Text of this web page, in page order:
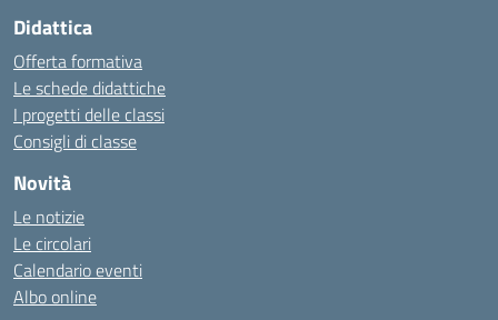
Didattica
Offerta formativa
Le schede didattiche
I progetti delle classi
Consigli di classe
Novità
Le notizie
Le circolari
Calendario eventi
Albo online